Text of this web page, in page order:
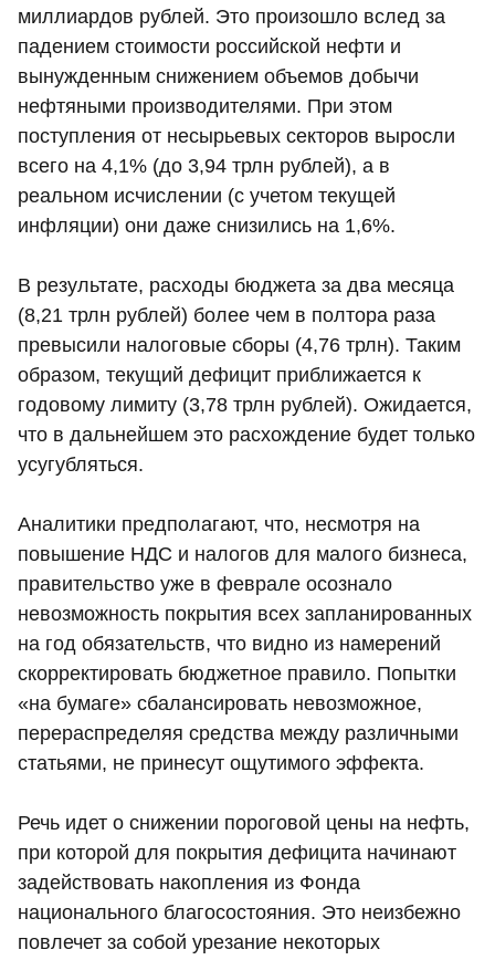
миллиардов рублей. Это произошло вслед за
падением стоимости российской нефти и
вынужденным снижением объемов добычи
нефтяными производителями. При этом
поступления от несырьевых секторов выросли
всего на 4,1% (до 3,94 трлн рублей), а в
реальном исчислении (с учетом текущей
инфляции) они даже снизились на 1,6%.
В результате, расходы бюджета за два месяца
(8,21 трлн рублей) более чем в полтора раза
превысили налоговые сборы (4,76 трлн). Таким
образом, текущий дефицит приближается к
годовому лимиту (3,78 трлн рублей). Ожидается,
что в дальнейшем это расхождение будет только
усугубляться.
Аналитики предполагают, что, несмотря на
повышение НДС и налогов для малого бизнеса,
правительство уже в феврале осознало
невозможность покрытия всех запланированных
на год обязательств, что видно из намерений
скорректировать бюджетное правило. Попытки
«на бумаге» сбалансировать невозможное,
перераспределяя средства между различными
статьями, не принесут ощутимого эффекта.
Речь идет о снижении пороговой цены на нефть,
при которой для покрытия дефицита начинают
задействовать накопления из Фонда
национального благосостояния. Это неизбежно
повлечет за собой урезание некоторых